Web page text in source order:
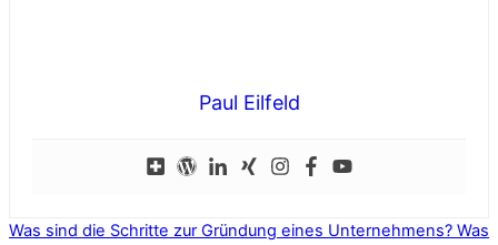
Paul Eilfeld
Was sind die Schritte zur Gründung eines Unternehmens? Was